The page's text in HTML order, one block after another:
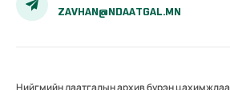
ZAVHAN@NDAATGAL.MN
Нийгмийн даатгалын архив бүрэн цахимжлаа